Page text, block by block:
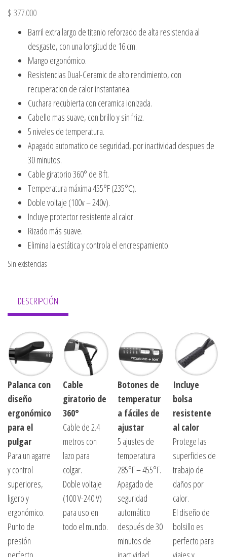
$ 377.000
Barril extra largo de titanio reforzado de alta resistencia al
desgaste, con una longitud de 16 cm.
Mango ergonómico.
Resistencias Dual-Ceramic de alto rendimiento, con
recuperacion de calor instantanea.
Cuchara recubierta con ceramica ionizada.
Cabello mas suave, con brillo y sin frizz.
5 niveles de temperatura.
Apagado automatico de seguridad, por inactividad despues de
30 minutos.
Cable giratorio 360° de 8 ft.
Temperatura máxima 455°F (235°C).
Doble voltaje (100v – 240v).
Incluye protector resistente al calor.
Rizado más suave.
Elimina la estática y controla el encrespamiento.
Sin existencias
DESCRIPCIÓN
Palanca con
diseño
ergonómico
para el
pulgar
Para un agarre
y control
superiores,
ligero y
ergonómico.
Punto de
presión
Cable
giratorio de
360°
Cable de 2.4
metros con
lazo para
colgar.
Doble voltaje
(100 V-240 V)
para uso en
todo el mundo.
Botones de
temperatur
a fáciles de
ajustar
5 ajustes de
temperatura
285°F – 455°F.
Apagado de
seguridad
automático
después de 30
minutos de
Incluye
bolsa
resistente
al calor
Protege las
superficies de
trabajo de
daños por
calor.
El diseño de
bolsillo es
perfecto para